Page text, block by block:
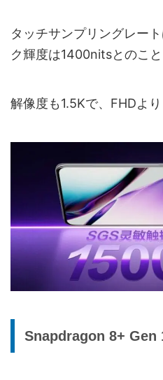
タッチサンプリングレー
ク輝度は1400nitsとのこと
解像度も1.5Kで、FHDより
Snapdragon 8+ Gen